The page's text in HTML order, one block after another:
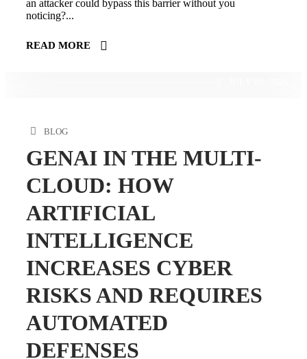
an attacker could bypass this barrier without you
noticing?...
READ MORE
BLOG
GENAI IN THE MULTI-
CLOUD: HOW
ARTIFICIAL
INTELLIGENCE
INCREASES CYBER
RISKS AND REQUIRES
AUTOMATED
DEFENSES